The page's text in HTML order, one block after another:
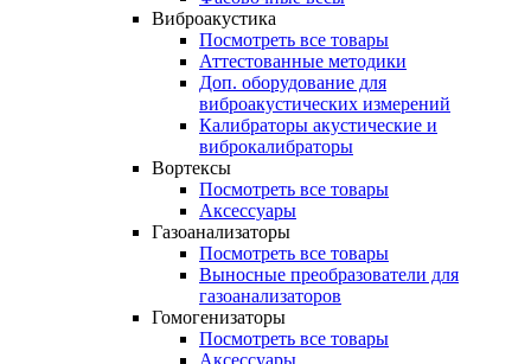
Виброакустика
Посмотреть все товары
Аттестованные методики
Доп. оборудование для
виброакустических измерений
Калибраторы акустические и
виброкалибраторы
Вортексы
Посмотреть все товары
Аксессуары
Газоанализаторы
Посмотреть все товары
Выносные преобразователи для
газоанализаторов
Гомогенизаторы
Посмотреть все товары
Аксессуары